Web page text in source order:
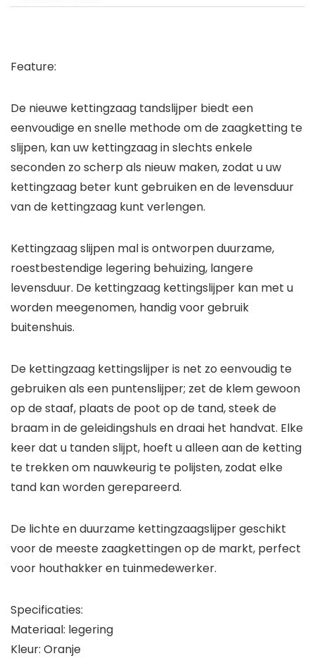
Feature:
De nieuwe kettingzaag tandslijper biedt een
eenvoudige en snelle methode om de zaagketting te
slijpen, kan uw kettingzaag in slechts enkele
seconden zo scherp als nieuw maken, zodat u uw
kettingzaag beter kunt gebruiken en de levensduur
van de kettingzaag kunt verlengen.
Kettingzaag slijpen mal is ontworpen duurzame,
roestbestendige legering behuizing, langere
levensduur. De kettingzaag kettingslijper kan met u
worden meegenomen, handig voor gebruik
buitenshuis.
De kettingzaag kettingslijper is net zo eenvoudig te
gebruiken als een puntenslijper; zet de klem gewoon
op de staaf, plaats de poot op de tand, steek de
braam in de geleidingshuls en draai het handvat. Elke
keer dat u tanden slijpt, hoeft u alleen aan de ketting
te trekken om nauwkeurig te polijsten, zodat elke
tand kan worden gerepareerd.
De lichte en duurzame kettingzaagslijper geschikt
voor de meeste zaagkettingen op de markt, perfect
voor houthakker en tuinmedewerker.
Specificaties:
Materiaal: legering
Kleur: Oranje